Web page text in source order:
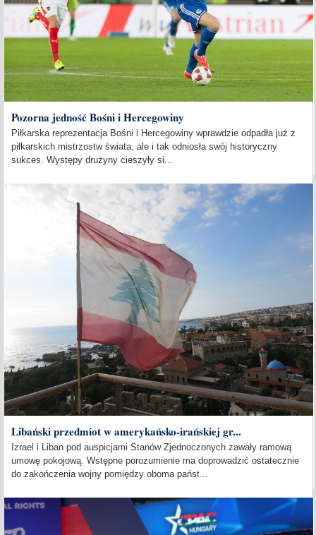
Pozorna jedność Bośni i Hercegowiny
Piłkarska reprezentacja Bośni i Hercegowiny wprawdzie odpadła już z
piłkarskich mistrzostw świata, ale i tak odniosła swój historyczny
sukces. Występy drużyny cieszyły si...
Libański przedmiot w amerykańsko-irańskiej gr...
Izrael i Liban pod auspicjami Stanów Zjednoczonych zawały ramową
umowę pokojową. Wstępne porozumienie ma doprowadzić ostatecznie
do zakończenia wojny pomiędzy oboma państ...